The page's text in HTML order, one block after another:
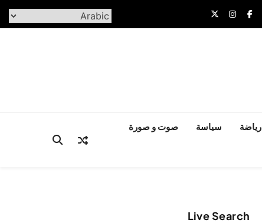
رياضة سياسة صوت و صورة
Live Search